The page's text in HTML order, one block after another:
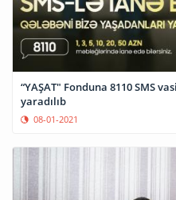
“YAŞAT" Fonduna 8110 SMS
yaradılıb
08-01-2021